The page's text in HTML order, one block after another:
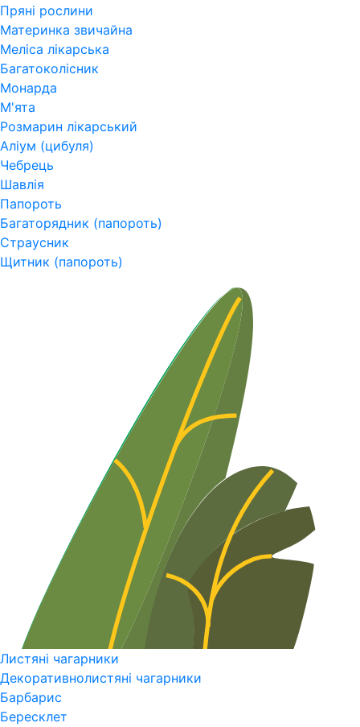
Пряні рослини
Материнка звичайна
Меліса лікарська
Багатоколісник
Монарда
М'ята
Розмарин лікарський
Аліум (цибуля)
Чебрець
Шавлія
Папороть
Багаторядник (папороть)
Страусник
Щитник (папороть)
Листяні чагарники
Декоративнолистяні чагарники
Барбарис
Бересклет